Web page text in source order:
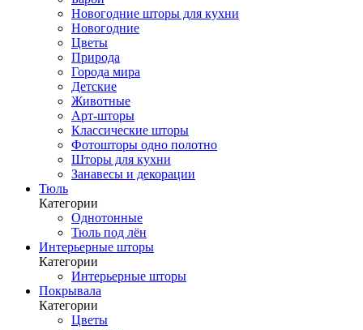
Новогодние шторы для кухни
Новогодние
Цветы
Природа
Города мира
Детские
Животные
Арт-шторы
Классические шторы
Фотошторы одно полотно
Шторы для кухни
Занавесы и декорации
Тюль
Категории
Однотонные
Тюль под лён
Интерьерные шторы
Категории
Интерьерные шторы
Покрывала
Категории
Цветы